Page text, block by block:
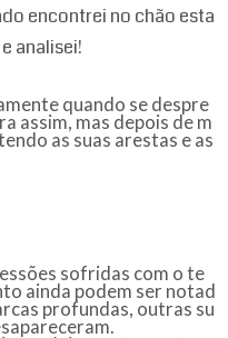
encontrei no chão esta
analisei!
quando se despre
assim, mas depois de m
as suas arestas e as
sofridas com o te
ainda podem ser notad
profundas, outras su